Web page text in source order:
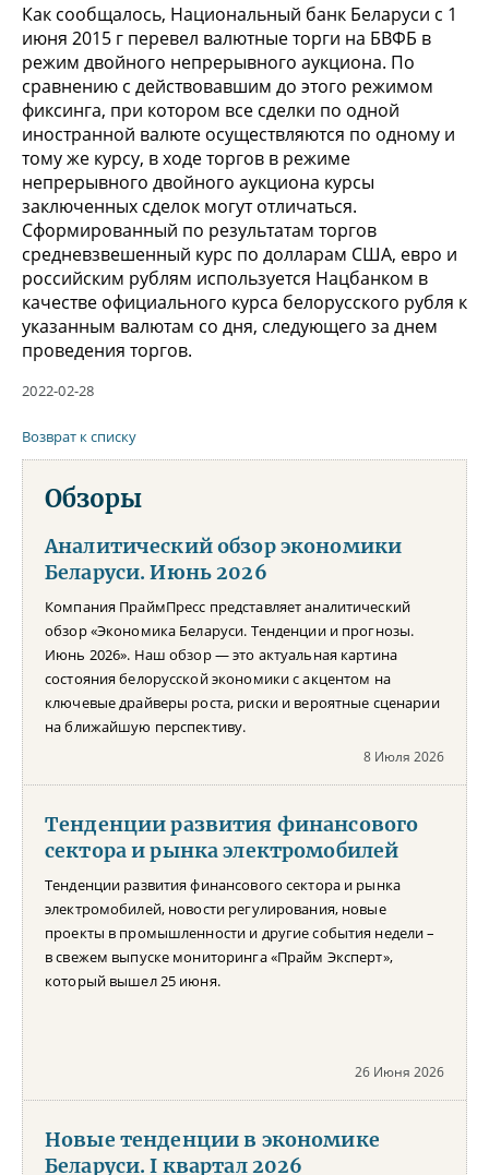
Как сообщалось, Национальный банк Беларуси с 1
июня 2015 г перевел валютные торги на БВФБ в
режим двойного непрерывного аукциона. По
сравнению с действовавшим до этого режимом
фиксинга, при котором все сделки по одной
иностранной валюте осуществляются по одному и
тому же курсу, в ходе торгов в режиме
непрерывного двойного аукциона курсы
заключенных сделок могут отличаться.
Сформированный по результатам торгов
средневзвешенный курс по долларам США, евро и
российским рублям используется Нацбанком в
качестве официального курса белорусского рубля к
указанным валютам со дня, следующего за днем
проведения торгов.
2022-02-28
Возврат к списку
Обзоры
Аналитический обзор экономики
Беларуси. Июнь 2026
Компания ПраймПресс представляет аналитический
обзор «Экономика Беларуси. Тенденции и прогнозы.
Июнь 2026». Наш обзор — это актуальная картина
состояния белорусской экономики с акцентом на
ключевые драйверы роста, риски и вероятные сценарии
на ближайшую перспективу.
8 Июля 2026
Тенденции развития финансового
сектора и рынка электромобилей
Тенденции развития финансового сектора и рынка
электромобилей, новости регулирования, новые
проекты в промышленности и другие события недели –
в свежем выпуске мониторинга «Прайм Эксперт»,
который вышел 25 июня.
26 Июня 2026
Новые тенденции в экономике
Беларуси. I квартал 2026